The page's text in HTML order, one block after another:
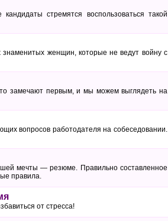
стремятся воспользоваться такой
женщин, которые не ведут войну с
замечают первым, и мы можем выглядеть на
вопросов работодателя на собеседовании.
мечты — резюме. Правильно составленное
правила.
от стресса!